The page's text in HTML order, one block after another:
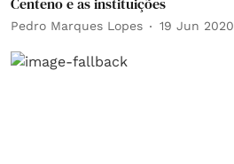
Pedro Marques Lopes 19 Jun 2020